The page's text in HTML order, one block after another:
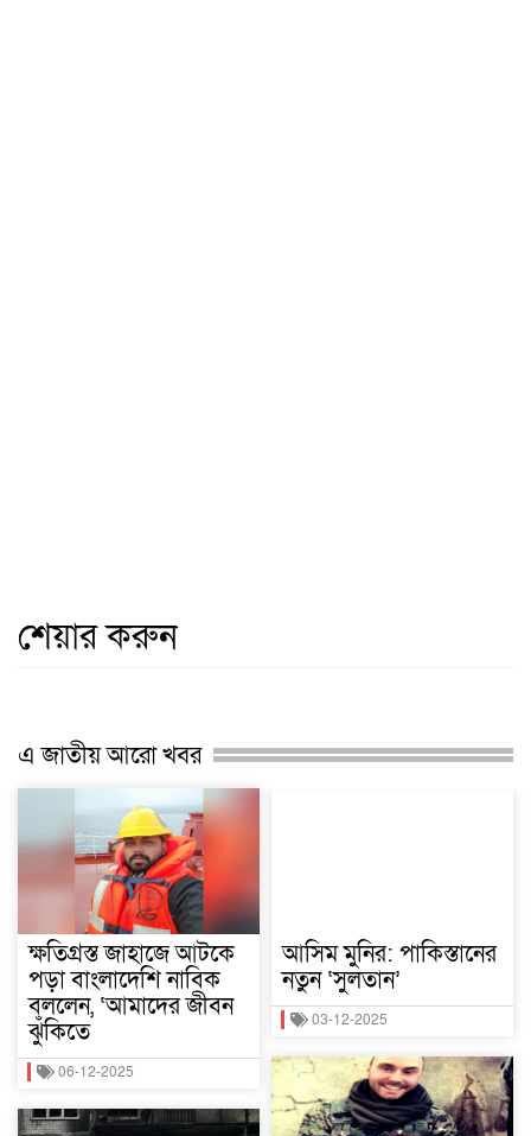
শেয়ার করুন
এ জাতীয় আরো খবর
ক্ষতিগ্রস্ত জাহাজে আটকে
পড়া বাংলাদেশি নাবিক
বললেন, ‘আমাদের জীবন
ঝুঁকিতে
06-12-2025
আসিম মুনির: পাকিস্তানের
নতুন ‘সুলতান’
03-12-2025